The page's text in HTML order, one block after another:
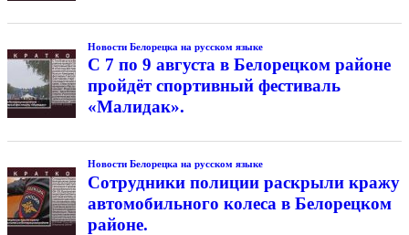
Новости Белорецка на русском языке
С 7 по 9 августа в Белорецком районе
пройдёт спортивный фестиваль
«Малидак».
Новости Белорецка на русском языке
Сотрудники полиции раскрыли кражу
автомобильного колеса в Белорецком
районе.